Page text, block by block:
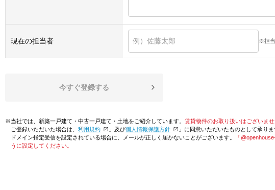
現在の担当者 ※担
今すぐ登録する
※当社では、新築一戸建て・中古一戸建て・土地をご紹介しています。 賃貸物件のお取り扱いはございま
ご登録いただいた場合は、「利用規約 」及び「個人情報保護方針
」に同意いただいたものとして承りま
ドメイン指定受信を設定されている場合に、メールが正しく届かないことがございます。
「
うに設定してください。